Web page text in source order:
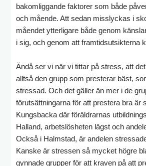
bakomliggande faktorer som både
och mående. Att sedan misslyckas i
måendet ytterligare både genom
i sig, och genom att framtidsutsikterna
Ändå ser vi när vi tittar på stress, att
alltså den grupp som presterar bäst,
stressad. Och det gäller än mer i de
förutsättningarna för att prestera bra är
Kungsbacka där föräldrarnas
Halland, arbetslösheten lägst och
Också i Halmstad, är andelen
Kanske är stressen så mycket högre
gynnade grupper för att kraven på att